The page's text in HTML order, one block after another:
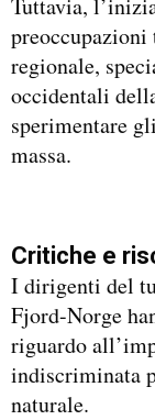
Tuttavia,
regionale,
occidentali
sperimentare
massa.
Critiche e
I dirigenti del
Fjord-Norge
riguardo
indiscriminata
naturale.